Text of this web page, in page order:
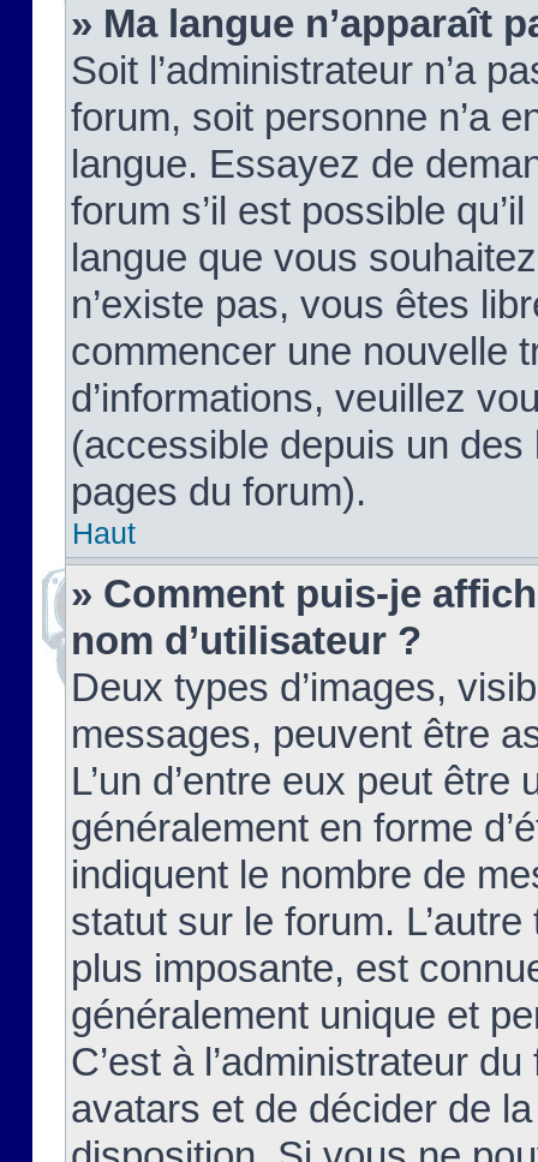
» Ma langue n’apparaît
Soit l’administrateur n’a
forum, soit personne n’a
langue. Essayez de
forum s’il est possible
langue que vous
n’existe pas, vous êtes
commencer une nouvelle
d’informations, veuillez
(accessible depuis un
pages du forum).
Haut
» Comment puis-je
nom d’utilisateur ?
Deux types d’images,
messages, peuvent être
L’un d’entre eux peut
généralement en forme
indiquent le nombre de
statut sur le forum.
plus imposante, est
généralement unique et
C’est à l’administrateur
avatars et de décider de